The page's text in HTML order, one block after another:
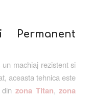
Permanent
machiaj rezistent si
aceasta tehnica este
zona Titan,zona